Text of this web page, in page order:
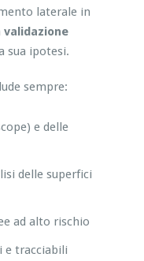
laterale in
validazione
sua ipotesi.
sempre:
e delle
delle superfici
ad alto rischio
e tracciabili